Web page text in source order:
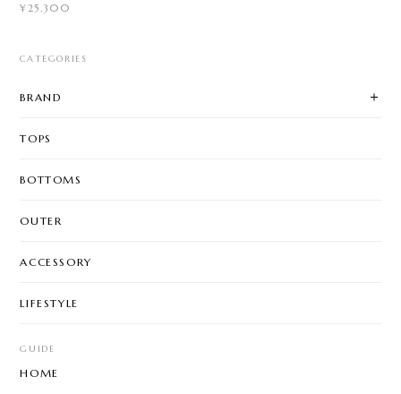
¥25,300
CATEGORIES
BRAND
TOPS
BOTTOMS
OUTER
ACCESSORY
LIFESTYLE
GUIDE
HOME